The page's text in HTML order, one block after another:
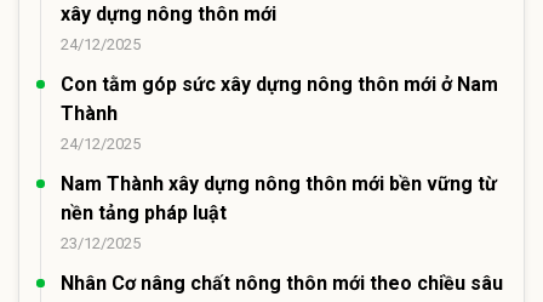
xây dựng nông thôn mới
24/12/2025
Con tằm góp sức xây dựng nông thôn mới ở Nam
Thành
24/12/2025
Nam Thành xây dựng nông thôn mới bền vững từ
nền tảng pháp luật
23/12/2025
Nhân Cơ nâng chất nông thôn mới theo chiều sâu